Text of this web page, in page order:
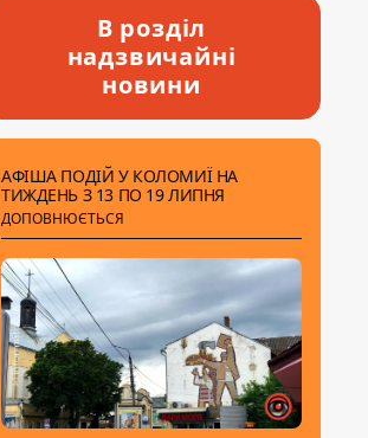
В розділ
надзвичайні
новини
АФІША ПОДІЙ У КОЛОМИЇ НА
ТИЖДЕНЬ З 13 ПО 19 ЛИПНЯ
ДОПОВНЮЄТЬСЯ